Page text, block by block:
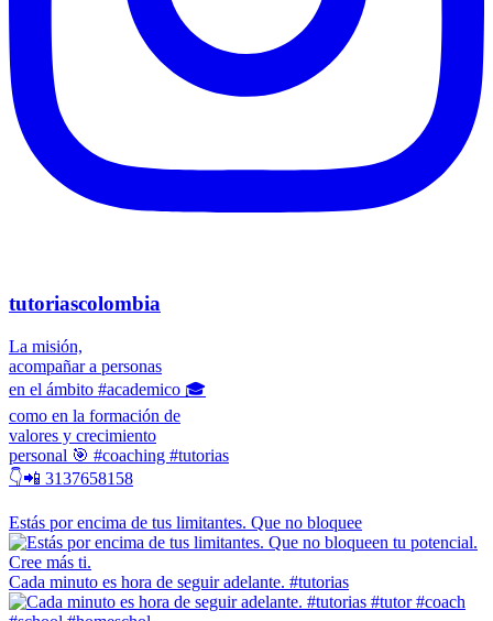
tutoriascolombia
La misión,
acompañar a personas
en el ámbito #academico 🎓
como en la formación de
valores y crecimiento
personal 🎯 #coaching #tutorias
👇📲 3137658158
Estás por encima de tus limitantes. Que no bloquee
Cada minuto es hora de seguir adelante. #tutorias